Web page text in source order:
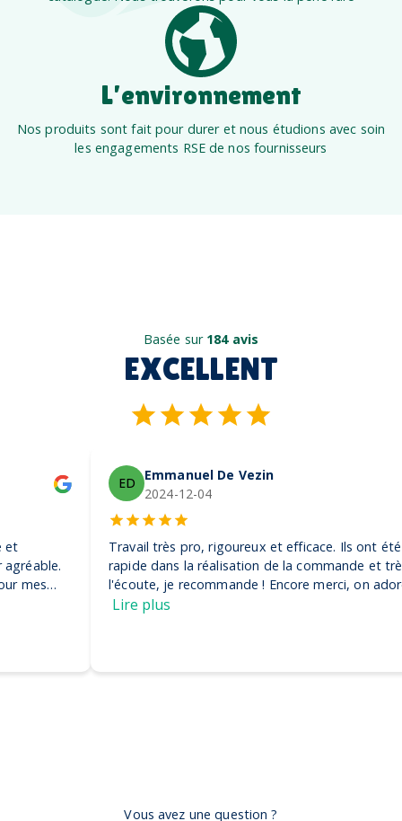
L’environnement
Nos produits sont fait pour durer et nous étudions avec soin
les engagements RSE de nos fournisseurs
Basée sur 184 avis
EXCELLENT
ED Emmanuel De Vezin
2024-12-04
Travail très pro, rigoureux et efficace. Ils ont été très
rapide dans la réalisation de la commande et très à
l'écoute, je recommande ! Encore merci, on adore nos
Vous avez une question ?